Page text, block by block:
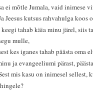
ei mõtle Jumala, vaid inimese
Jeesus kutsus rahvahulga
tahab käia minu järel, siis
mulle,
kes iganes tahab päästa oma
ja evangeeliumi pärast,
mis kasu on inimesel sellest,